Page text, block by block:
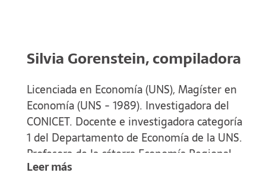
Silvia Gorenstein, compiladora
Licenciada en Economía (UNS), Magíster en
Economía (UNS - 1989). Investigadora del
CONICET. Docente e investigadora categoría
1 del Departamento de Economía de la UNS.
Profesora de la cáterra Economía Regional,
Directora de la Maestría en Desarrollo y
Leer más